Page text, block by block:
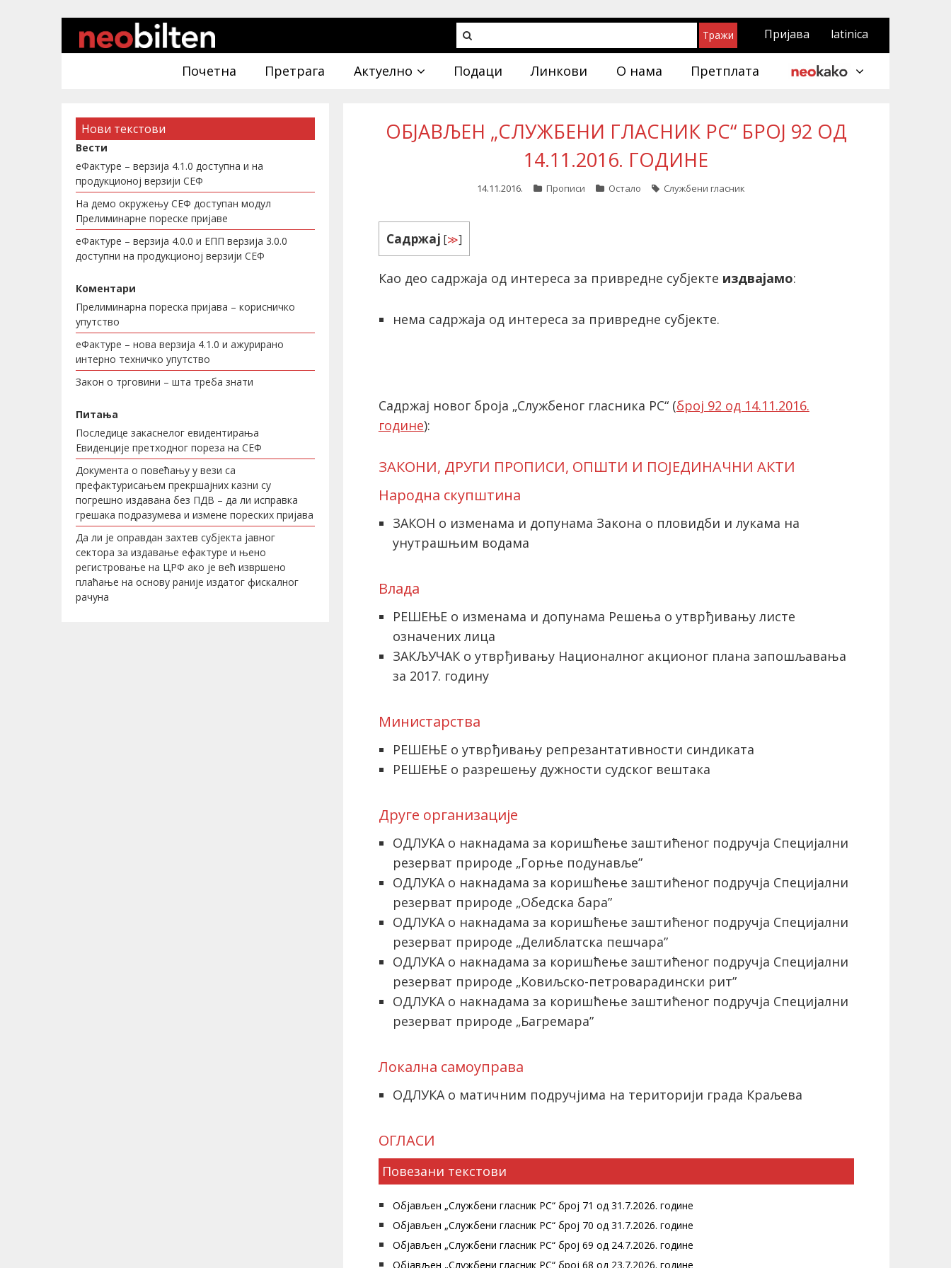
Пријава latinica
Почетна Претрага Актуелно Подаци Линкови О нама Претплата
ОБЈАВЉЕН „СЛУЖБЕНИ ГЛАСНИК РС“ БРОЈ 92 ОД
14.11.2016. ГОДИНЕ
14.11.2016. Прописи Остало Службени гласник
Садржај [≫]
Као део садржаја од интереса за привредне субјекте издвајамо:
нема садржаја од интереса за привредне субјекте.
Садржај новог броја „Службеног гласника РС“ (број 92 од 14.11.2016.
године):
ЗАКОНИ, ДРУГИ ПРОПИСИ, ОПШТИ И ПОЈЕДИНАЧНИ АКТИ
Народна скупштина
ЗАКОН о изменама и допунама Закона о пловидби и лукама на
унутрашњим водама
Влада
РЕШЕЊЕ о изменама и допунама Решења о утврђивању листе
означених лица
ЗАКЉУЧАК о утврђивању Националног акционог плана запошљавања
за 2017. годину
Министарствa
РЕШЕЊЕ о утврђивању репрезантативности синдиката
РЕШЕЊЕ о разрешењу дужности судског вештака
Друге организације
ОДЛУКА о накнадама за коришћење заштићеног подручја Специјални
резерват природе „Горње подунавље”
ОДЛУКА о накнадама за коришћење заштићеног подручја Специјални
резерват природе „Обедска бара”
ОДЛУКА о накнадама за коришћење заштићеног подручја Специјални
резерват природе „Делиблатска пешчара”
ОДЛУКА о накнадама за коришћење заштићеног подручја Специјални
резерват природе „Ковиљско-петроварадински рит”
ОДЛУКА о накнадама за коришћење заштићеног подручја Специјални
резерват природе „Багремара”
Локална самоуправа
ОДЛУКА о матичним подручјима на територији града Краљева
ОГЛАСИ
Повезани текстови
Објављен „Службени гласник РС“ број 71 од 31.7.2026. године
Објављен „Службени гласник РС“ број 70 од 31.7.2026. године
Објављен „Службени гласник РС“ број 69 од 24.7.2026. године
Објављен „Службени гласник РС“ број 68 од 23.7.2026. године
Нови текстови
Вести
еФактуре – верзија 4.1.0 доступна и на
продукционој верзији СЕФ
На демо окружењу СЕФ доступан модул
Прелиминарне пореске пријаве
еФактуре – верзија 4.0.0 и ЕПП верзија 3.0.0
доступни на продукционој верзији СЕФ
Коментари
Прелиминарна пореска пријава – корисничко
упутство
еФактуре – нова верзија 4.1.0 и ажурирано
интерно техничко упутство
Закон о трговини – шта треба знати
Питања
Последице закаснелог евидентирања
Евиденције претходног пореза на СЕФ
Документа о повећању у вези са
префактурисањем прекршајних казни су
погрешно издавана без ПДВ – да ли исправка
грешака подразумева и измене пореских пријава
Да ли је оправдан захтев субјекта јавног
сектора за издавање ефактуре и њено
регистровање на ЦРФ ако је већ извршено
плаћање на основу раније издатог фискалног
рачуна